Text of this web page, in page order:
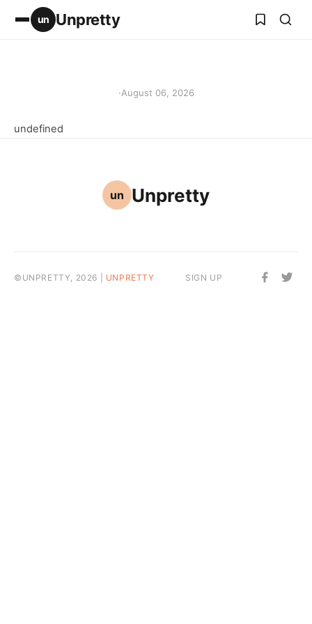
un Unpretty
·August 06, 2026
undefined
un Unpretty
©UNPRETTY, 2026 | UNPRETTY SIGN UP